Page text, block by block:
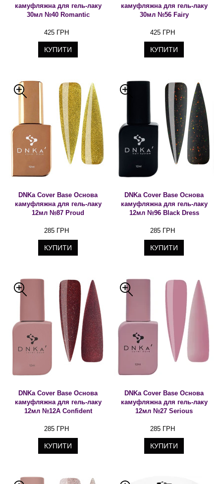
камуфляжна для гель-лаку
30мл №40 Romantic
425 ГРН
КУПИТИ
камуфляжна для гель-лаку
30мл №56 Fairy
425 ГРН
КУПИТИ
DNKa Cover Base Основа
камуфляжна для гель-лаку
12мл №87 Proud
285 ГРН
КУПИТИ
DNKa Cover Base Основа
камуфляжна для гель-лаку
12мл №96 Black Dress
285 ГРН
КУПИТИ
DNKa Cover Base Основа
камуфляжна для гель-лаку
12мл №12A Confident
285 ГРН
КУПИТИ
DNKa Cover Base Основа
камуфляжна для гель-лаку
12мл №27 Serious
285 ГРН
КУПИТИ